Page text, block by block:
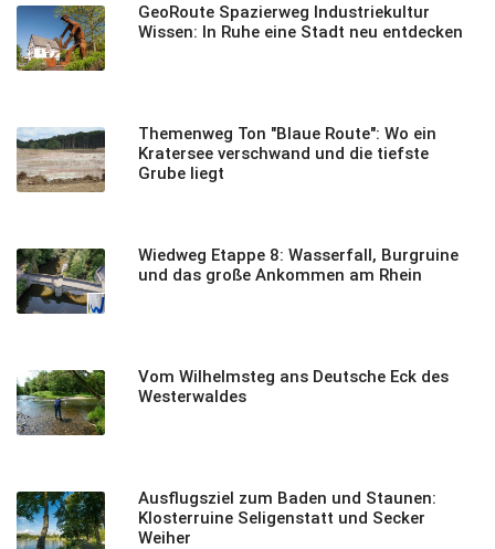
GeoRoute Spazierweg Industriekultur
Wissen: In Ruhe eine Stadt neu entdecken
Themenweg Ton "Blaue Route": Wo ein
Kratersee verschwand und die tiefste
Grube liegt
Wiedweg Etappe 8: Wasserfall, Burgruine
und das große Ankommen am Rhein
Vom Wilhelmsteg ans Deutsche Eck des
Westerwaldes
Ausflugsziel zum Baden und Staunen:
Klosterruine Seligenstatt und Secker
Weiher